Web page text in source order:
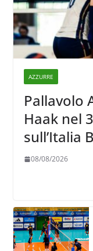
AZZURRE
Pallavolo
Haak nel
sull’Italia B
08/08/2026